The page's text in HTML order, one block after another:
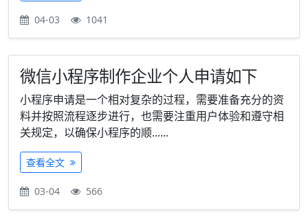
04-03 1041
微信小程序制作企业个人申请如下
小程序申请是一个相对复杂的过程，需要准备充分的资
料并按照流程逐步进行，也需要注重用户体验和遵守相
关规定，以确保小程序的顺......
查看全文
03-04 566